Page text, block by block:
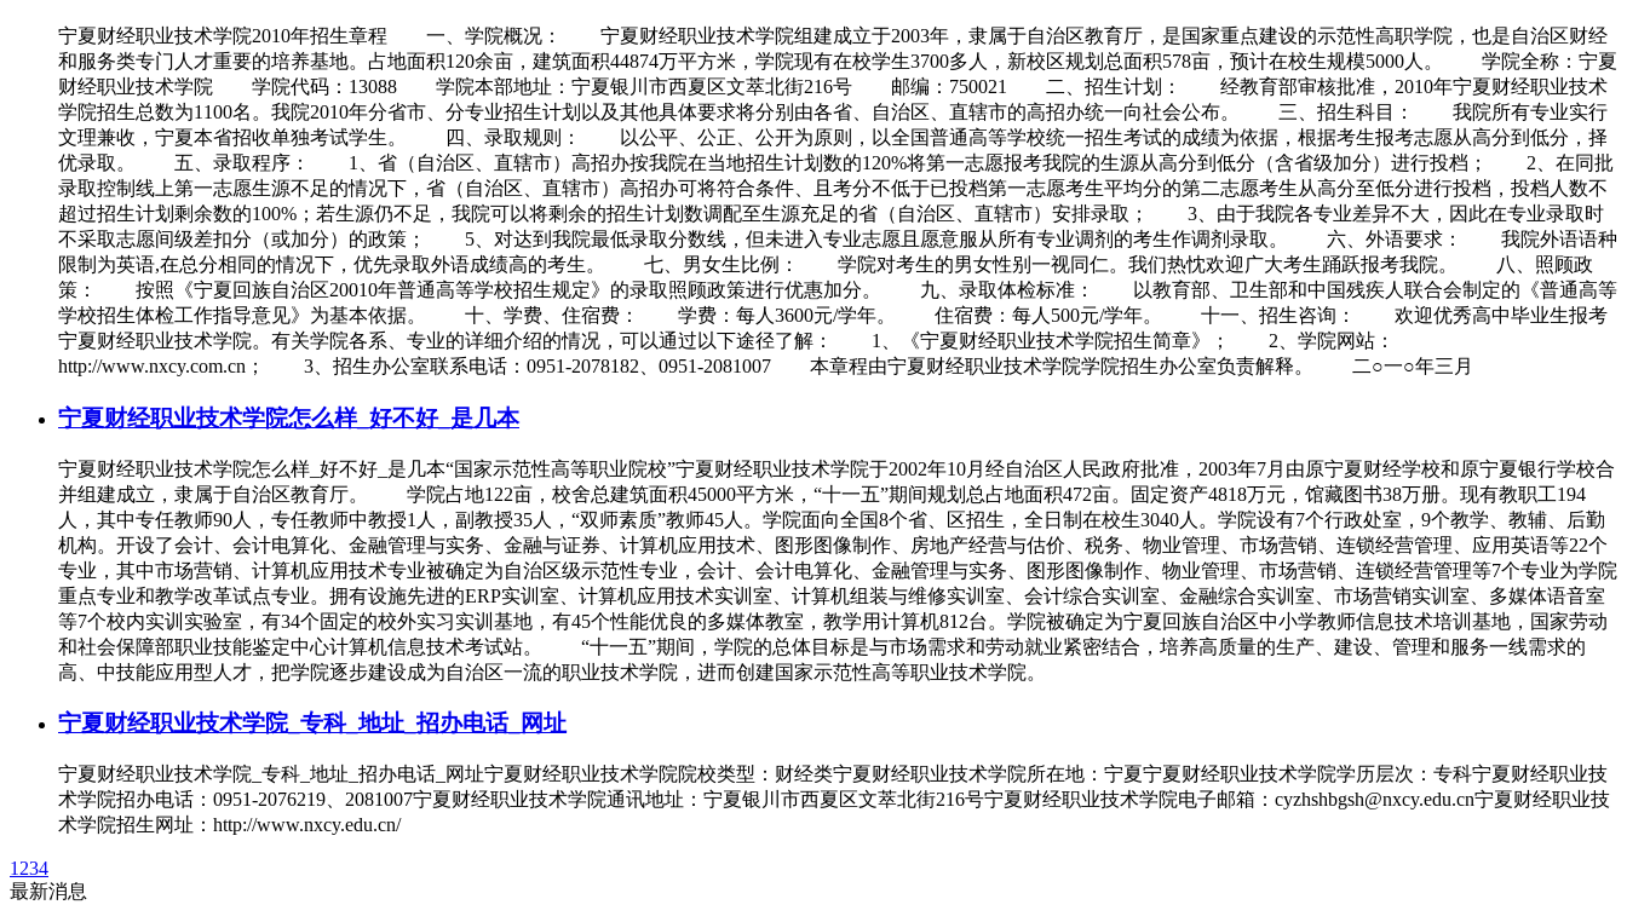
宁夏财经职业技术学院2010年招生章程 一、学院概况： 宁夏财经职业技术学院组建成立于2003年，隶属于自治区教育厅，是国家重点建设的示范性高职学院，也是自治区财经
和服务类专门人才重要的培养基地。占地面积120余亩，建筑面积44874万平方米，学院现有在校学生3700多人，新校区规划总面积578亩，预计在校生规模5000人。 学院全称：宁夏
财经职业技术学院 学院代码：13088 学院本部地址：宁夏银川市西夏区文萃北街216号 邮编：750021 二、招生计划： 经教育部审核批准，2010年宁夏财经职业技术
学院招生总数为1100名。我院2010年分省市、分专业招生计划以及其他具体要求将分别由各省、自治区、直辖市的高招办统一向社会公布。 三、招生科目： 我院所有专业实行
文理兼收，宁夏本省招收单独考试学生。 四、录取规则： 以公平、公正、公开为原则，以全国普通高等学校统一招生考试的成绩为依据，根据考生报考志愿从高分到低分，择
优录取。 五、录取程序： 1、省（自治区、直辖市）高招办按我院在当地招生计划数的120%将第一志愿报考我院的生源从高分到低分（含省级加分）进行投档； 2、在同批
录取控制线上第一志愿生源不足的情况下，省（自治区、直辖市）高招办可将符合条件、且考分不低于已投档第一志愿考生平均分的第二志愿考生从高分至低分进行投档，投档人数不
超过招生计划剩余数的100%；若生源仍不足，我院可以将剩余的招生计划数调配至生源充足的省（自治区、直辖市）安排录取； 3、由于我院各专业差异不大，因此在专业录取时
不采取志愿间级差扣分（或加分）的政策； 5、对达到我院最低录取分数线，但未进入专业志愿且愿意服从所有专业调剂的考生作调剂录取。 六、外语要求： 我院外语语种
限制为英语,在总分相同的情况下，优先录取外语成绩高的考生。 七、男女生比例： 学院对考生的男女性别一视同仁。我们热忱欢迎广大考生踊跃报考我院。 八、照顾政
策： 按照《宁夏回族自治区20010年普通高等学校招生规定》的录取照顾政策进行优惠加分。 九、录取体检标准： 以教育部、卫生部和中国残疾人联合会制定的《普通高等
学校招生体检工作指导意见》为基本依据。 十、学费、住宿费： 学费：每人3600元/学年。 住宿费：每人500元/学年。 十一、招生咨询： 欢迎优秀高中毕业生报考
宁夏财经职业技术学院。有关学院各系、专业的详细介绍的情况，可以通过以下途径了解： 1、《宁夏财经职业技术学院招生简章》； 2、学院网站：
http://www.nxcy.com.cn； 3、招生办公室联系电话：0951-2078182、0951-2081007 本章程由宁夏财经职业技术学院学院招生办公室负责解释。 二○一○年三月
宁夏财经职业技术学院怎么样_好不好_是几本
宁夏财经职业技术学院怎么样_好不好_是几本“国家示范性高等职业院校”宁夏财经职业技术学院于2002年10月经自治区人民政府批准，2003年7月由原宁夏财经学校和原宁夏银行学校合
并组建成立，隶属于自治区教育厅。 学院占地122亩，校舍总建筑面积45000平方米，“十一五”期间规划总占地面积472亩。固定资产4818万元，馆藏图书38万册。现有教职工194
人，其中专任教师90人，专任教师中教授1人，副教授35人，“双师素质”教师45人。学院面向全国8个省、区招生，全日制在校生3040人。学院设有7个行政处室，9个教学、教辅、后勤
机构。开设了会计、会计电算化、金融管理与实务、金融与证券、计算机应用技术、图形图像制作、房地产经营与估价、税务、物业管理、市场营销、连锁经营管理、应用英语等22个
专业，其中市场营销、计算机应用技术专业被确定为自治区级示范性专业，会计、会计电算化、金融管理与实务、图形图像制作、物业管理、市场营销、连锁经营管理等7个专业为学院
重点专业和教学改革试点专业。拥有设施先进的ERP实训室、计算机应用技术实训室、计算机组装与维修实训室、会计综合实训室、金融综合实训室、市场营销实训室、多媒体语音室
等7个校内实训实验室，有34个固定的校外实习实训基地，有45个性能优良的多媒体教室，教学用计算机812台。学院被确定为宁夏回族自治区中小学教师信息技术培训基地，国家劳动
和社会保障部职业技能鉴定中心计算机信息技术考试站。 “十一五”期间，学院的总体目标是与市场需求和劳动就业紧密结合，培养高质量的生产、建设、管理和服务一线需求的
高、中技能应用型人才，把学院逐步建设成为自治区一流的职业技术学院，进而创建国家示范性高等职业技术学院。
宁夏财经职业技术学院_专科_地址_招办电话_网址
宁夏财经职业技术学院_专科_地址_招办电话_网址宁夏财经职业技术学院院校类型：财经类宁夏财经职业技术学院所在地：宁夏宁夏财经职业技术学院学历层次：专科宁夏财经职业技
术学院招办电话：0951-2076219、2081007宁夏财经职业技术学院通讯地址：宁夏银川市西夏区文萃北街216号宁夏财经职业技术学院电子邮箱：cyzhshbgsh@nxcy.edu.cn宁夏财经职业技
术学院招生网址：http://www.nxcy.edu.cn/
1 234
最新消息